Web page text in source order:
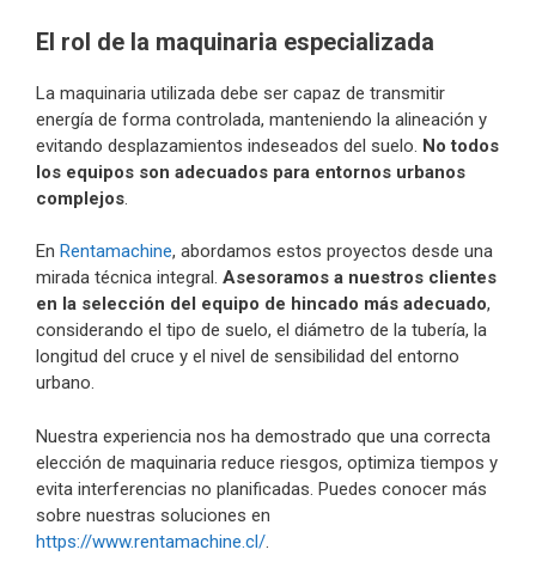
El rol de la maquinaria especializada
La maquinaria utilizada debe ser capaz de transmitir
energía de forma controlada, manteniendo la alineación y
evitando desplazamientos indeseados del suelo. No todos
los equipos son adecuados para entornos urbanos
complejos
En Rentamachine, abordamos estos proyectos desde una
mirada técnica integral. Asesoramos a nuestros clientes
en la selección del equipo de hincado más adecuado,
considerando el tipo de suelo, el diámetro de la tubería, la
longitud del cruce y el nivel de sensibilidad del entorno
urbano.
Nuestra experiencia nos ha demostrado que una correcta
elección de maquinaria reduce riesgos, optimiza tiempos y
evita interferencias no planificadas. Puedes conocer más
sobre nuestras soluciones en
https://www.rentamachine.cl/